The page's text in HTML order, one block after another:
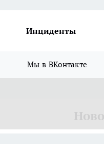
Инциденты
Мы в ВКонтакте